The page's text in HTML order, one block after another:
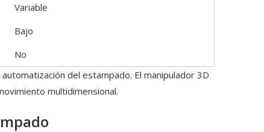
Variable
Bajo
No
del estampado. El manipulador 3D
multidimensional.